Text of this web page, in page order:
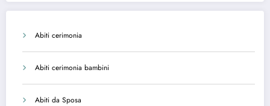
Abiti cerimonia
Abiti cerimonia bambini
Abiti da Sposa